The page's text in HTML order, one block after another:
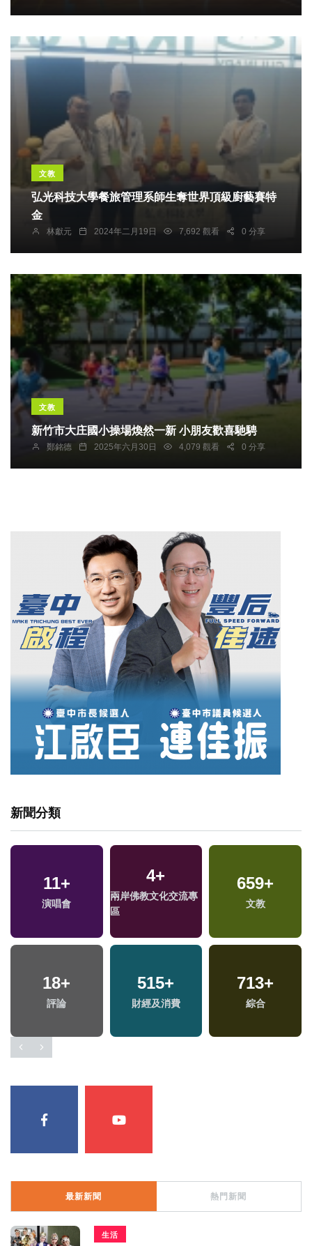
文教
弘光科技大學餐旅管理系師生奪世界頂級廚藝賽特
金
林獻元 2024年二月19日 7,692 觀看 0 分享
文教
新竹市大庄國小操場煥然一新 小朋友歡喜馳騁
鄭銘德 2025年六月30日 4,079 觀看 0 分享
新聞分類
11+
演唱會
4+
兩岸佛教文化交流專
區
659+
文教
18+
評論
515+
財經及消費
713+
綜合
最新新聞 熱門新聞
生活